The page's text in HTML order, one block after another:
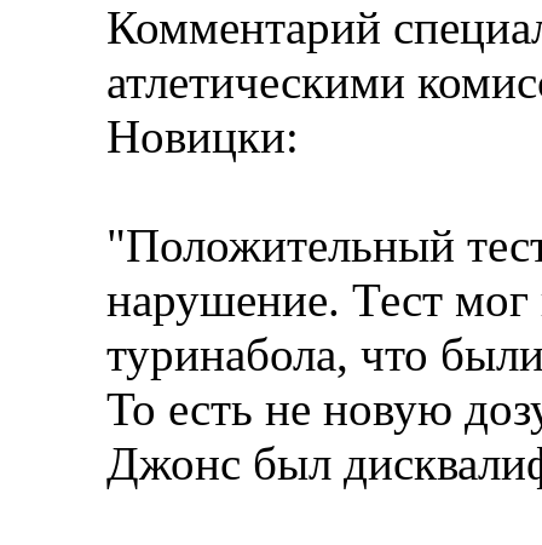
Комментарий
атлетическими
Новицки:
"Положительный
нарушение. Тест мог
туринабола, что
То есть не новую
Джонс был